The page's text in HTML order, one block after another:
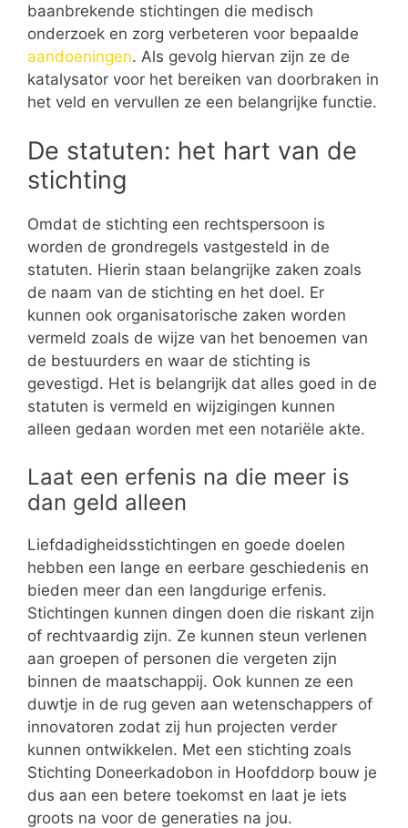
baanbrekende stichtingen die medisch
onderzoek en zorg verbeteren voor bepaalde
aandoeningen. Als gevolg hiervan zijn ze de
katalysator voor het bereiken van doorbraken in
het veld en vervullen ze een belangrijke functie.
De statuten: het hart van de
stichting
Omdat de stichting een rechtspersoon is
worden de grondregels vastgesteld in de
statuten. Hierin staan belangrijke zaken zoals
de naam van de stichting en het doel. Er
kunnen ook organisatorische zaken worden
vermeld zoals de wijze van het benoemen van
de bestuurders en waar de stichting is
gevestigd. Het is belangrijk dat alles goed in de
statuten is vermeld en wijzigingen kunnen
alleen gedaan worden met een notariële akte.
Laat een erfenis na die meer is
dan geld alleen
Liefdadigheidsstichtingen en goede doelen
hebben een lange en eerbare geschiedenis en
bieden meer dan een langdurige erfenis.
Stichtingen kunnen dingen doen die riskant zijn
of rechtvaardig zijn. Ze kunnen steun verlenen
aan groepen of personen die vergeten zijn
binnen de maatschappij. Ook kunnen ze een
duwtje in de rug geven aan wetenschappers of
innovatoren zodat zij hun projecten verder
kunnen ontwikkelen. Met een stichting zoals
Stichting Doneerkadobon in Hoofddorp bouw je
dus aan een betere toekomst en laat je iets
groots na voor de generaties na jou.